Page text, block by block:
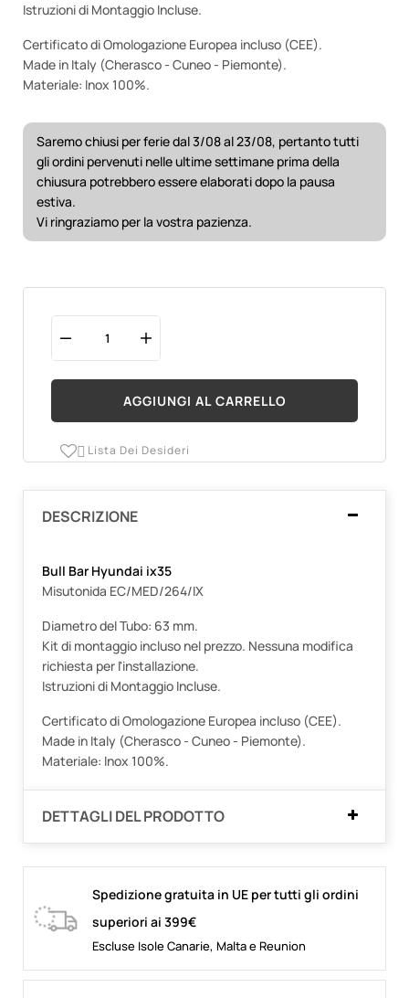
Istruzioni di Montaggio Incluse.
Certificato di Omologazione Europea incluso (CEE).
Made in Italy (Cherasco - Cuneo - Piemonte).
Materiale: Inox 100%.
Saremo chiusi per ferie dal 3/08 al 23/08, pertanto tutti
gli ordini pervenuti nelle ultime settimane prima della
chiusura potrebbero essere elaborati dopo la pausa
estiva.
Vi ringraziamo per la vostra pazienza.
AGGIUNGI AL CARRELLO
 Lista Dei Desideri
DESCRIZIONE
Bull Bar Hyundai ix35
Misutonida EC/MED/264/IX
Diametro del Tubo: 63 mm.
Kit di montaggio incluso nel prezzo. Nessuna modifica
richiesta per l'installazione.
Istruzioni di Montaggio Incluse.
Certificato di Omologazione Europea incluso (CEE).
Made in Italy (Cherasco - Cuneo - Piemonte).
Materiale: Inox 100%.
DETTAGLI DEL PRODOTTO
Spedizione gratuita in UE per tutti gli ordini
superiori ai 399€
Escluse Isole Canarie, Malta e Reunion